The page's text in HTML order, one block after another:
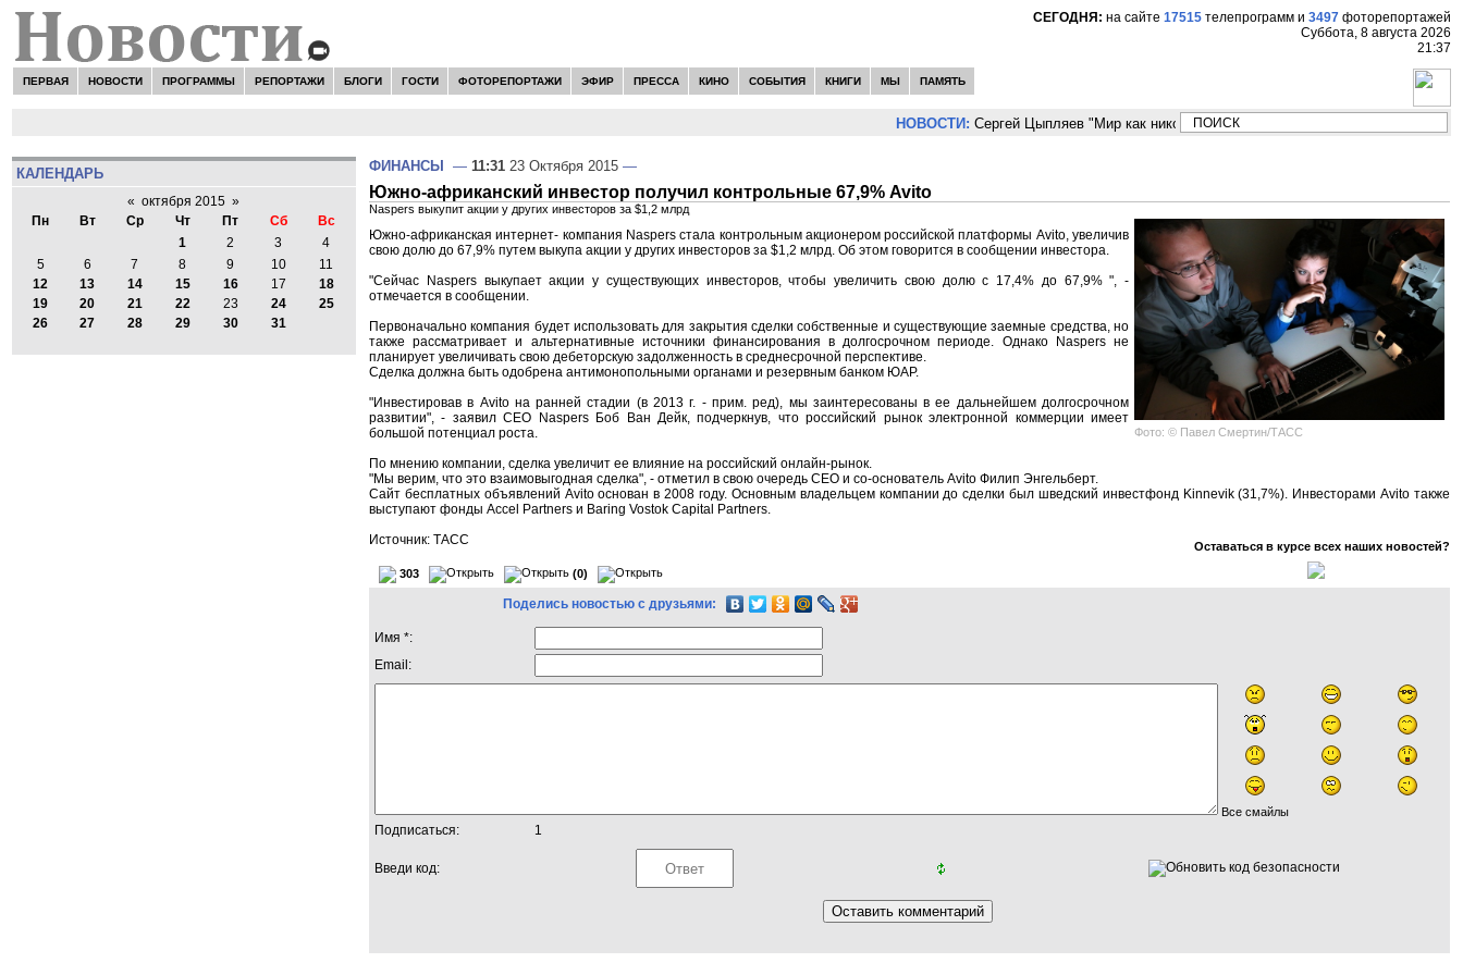
СЕГОДНЯ: на сайте 17515 телепрограмм и 3497 фоторепортажей
Суббота, 8 августа 2026
21:37
ПЕРВАЯ НОВОСТИ ПРОГРАММЫ РЕПОРТАЖИ БЛОГИ ГОСТИ ФОТОРЕПОРТАЖИ ЭФИР ПРЕССА КИНО СОБЫТИЯ КНИГИ МЫ ПАМЯТЬ
НОВОСТИ: Сергей Цыпляев "Мир как никогда близко стоит к угрозе третьей мировой
КАЛЕНДАРЬ
« октября 2015 »
Пн
Вт Ср Чт Пт Сб
Вс
1
2 3
4
5
6 7 8 9 10
11
12
13 14 15 16 17
18
19
20 21 22 23 24
25
26
27 28 29 30 31
ФИНАНСЫ — 11:31 23 Октября 2015 —
Южно-африканский инвестор получил контрольные 67,9% Avito
Naspers выкупит акции у других инвесторов за $1,2 млрд
Фото: © Павел Смертин/ТАСС
Южно-африканская интернет- компания Naspers стала контрольным акционером российской платформы Avito, увеличив
свою долю до 67,9% путем выкупа акции у других инвесторов за $1,2 млрд. Об этом говорится в сообщении инвестора.
"Сейчас Naspers выкупает акции у существующих инвесторов, чтобы увеличить свою долю с 17,4% до 67,9% ", -
отмечается в сообщении.
Первоначально компания будет использовать для закрытия сделки собственные и существующие заемные средства, но
также рассматривает и альтернативные источники финансирования в долгосрочном периоде. Однако Naspers не
планирует увеличивать свою дебеторскую задолженность в среднесрочной перспективе.
Сделка должна быть одобрена антимонопольными органами и резервным банком ЮАР.
"Инвестировав в Avito на ранней стадии (в 2013 г. - прим. ред), мы заинтересованы в ее дальнейшем долгосрочном
развитии", - заявил CEO Naspers Боб Ван Дейк, подчеркнув, что российский рынок электронной коммерции имеет
большой потенциал роста.
По мнению компании, сделка увеличит ее влияние на российский онлайн-рынок.
"Мы верим, что это взаимовыгодная сделка", - отметил в свою очередь CEO и со-основатель Avito Филип Энгельберт.
Сайт бесплатных объявлений Avito основан в 2008 году. Основным владельцем компании до сделки был шведский инвестфонд Kinnevik (31,7%). Инвесторами Avito также
выступают фонды Accel Partners и Baring Vostok Capital Partners.
Источник: ТАСС
Оставаться в курсе всех наших новостей?
303 (0)
Поделись новостью с друзьями:
Имя *:
Email:
Все смайлы
Подписаться: 1
Введи код: